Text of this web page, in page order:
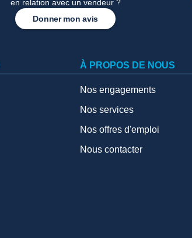
en relation avec un vendeur ?
Donner mon avis
À PROPOS DE NOUS
Nos engagements
Nos services
Nos offres d'emploi
Nous contacter